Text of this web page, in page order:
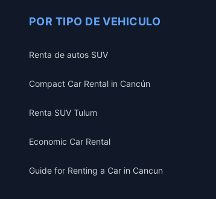
POR TIPO DE VEHICULO
Renta de autos SUV
Compact Car Rental in Cancún
Renta SUV Tulum
Economic Car Rental
Guide for Renting a Car in Cancun